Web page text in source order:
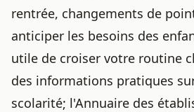
rentrée, changements de
anticiper les besoins des
utile de croiser votre routine
des informations pratiques
scolarité; l'Annuaire des